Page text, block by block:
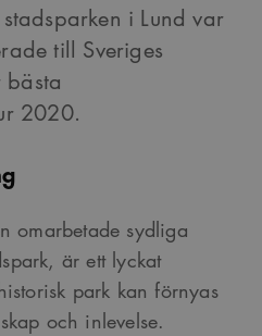
i Lund var
till Sveriges
bästa
2020.
omarbetade sydliga
är ett lyckat
park kan förnyas
och inlevelse.